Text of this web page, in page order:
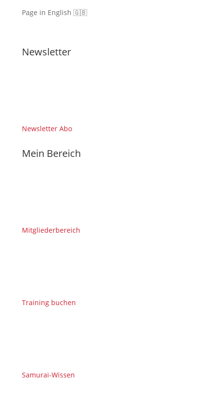
Page in English 🇬🇧
Newsletter
Newsletter Abo
Mein Bereich
Mitgliederbereich
Training buchen
Samurai-Wissen